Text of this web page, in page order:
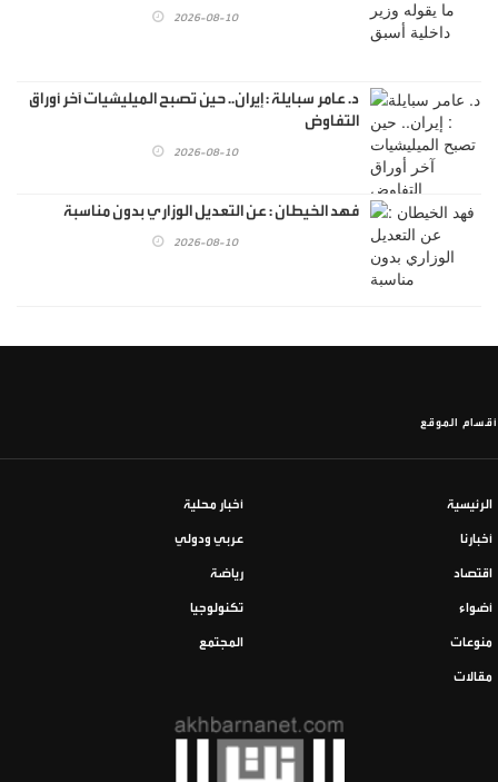
2026-08-10
د. عامر سبايلة : إيران.. حين تصبح الميليشيات آخر أوراق
التفاوض
2026-08-10
فهد الخيطان : عن التعديل الوزاري بدون مناسبة
2026-08-10
أقسام الموقع
الرئيسية أخبار محلية
أخبارنا عربي ودولي
اقتصاد رياضة
أضواء تكنولوجيا
منوعات المجتمع
مقالات